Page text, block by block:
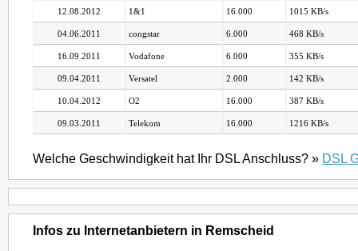
12.08.2012 1&1 16.000 1015 KB/s
04.06.2011 congstar 6.000 468 KB/s
16.09.2011 Vodafone 6.000 355 KB/s
09.04.2011 Versatel 2.000 142 KB/s
10.04.2012 O2 16.000 387 KB/s
09.03.2011 Telekom 16.000 1216 KB/s
Welche Geschwindigkeit hat Ihr DSL Anschluss? » DSL
Infos zu Internetanbietern in Remscheid